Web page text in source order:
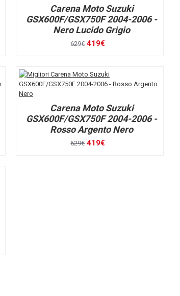
Carena Moto Suzuki
GSX600F/GSX750F 2004-2006 -
Nero Lucido Grigio
629€ 419€
Carena Moto Suzuki
GSX600F/GSX750F 2004-2006 -
Rosso Argento Nero
629€ 419€